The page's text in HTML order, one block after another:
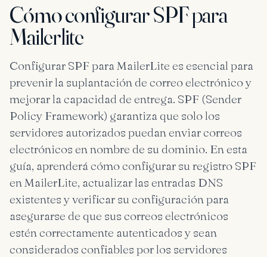
Cómo configurar SPF para
Mailerlite
Configurar SPF para MailerLite es esencial para
prevenir la suplantación de correo electrónico y
mejorar la capacidad de entrega. SPF (Sender
Policy Framework) garantiza que solo los
servidores autorizados puedan enviar correos
electrónicos en nombre de su dominio. En esta
guía, aprenderá cómo configurar su registro SPF
en MailerLite, actualizar las entradas DNS
existentes y verificar su configuración para
asegurarse de que sus correos electrónicos
estén correctamente autenticados y sean
considerados confiables por los servidores